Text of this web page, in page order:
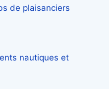
de plaisanciers
nautiques et